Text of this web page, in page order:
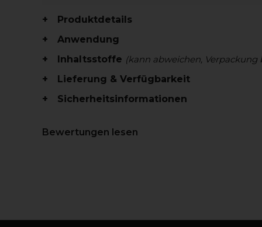
Produktdetails
Anwendung
Inhaltsstoffe (kann abweichen, Verpackung
Lieferung & Verfügbarkeit
Sicherheitsinformationen
Bewertungen lesen